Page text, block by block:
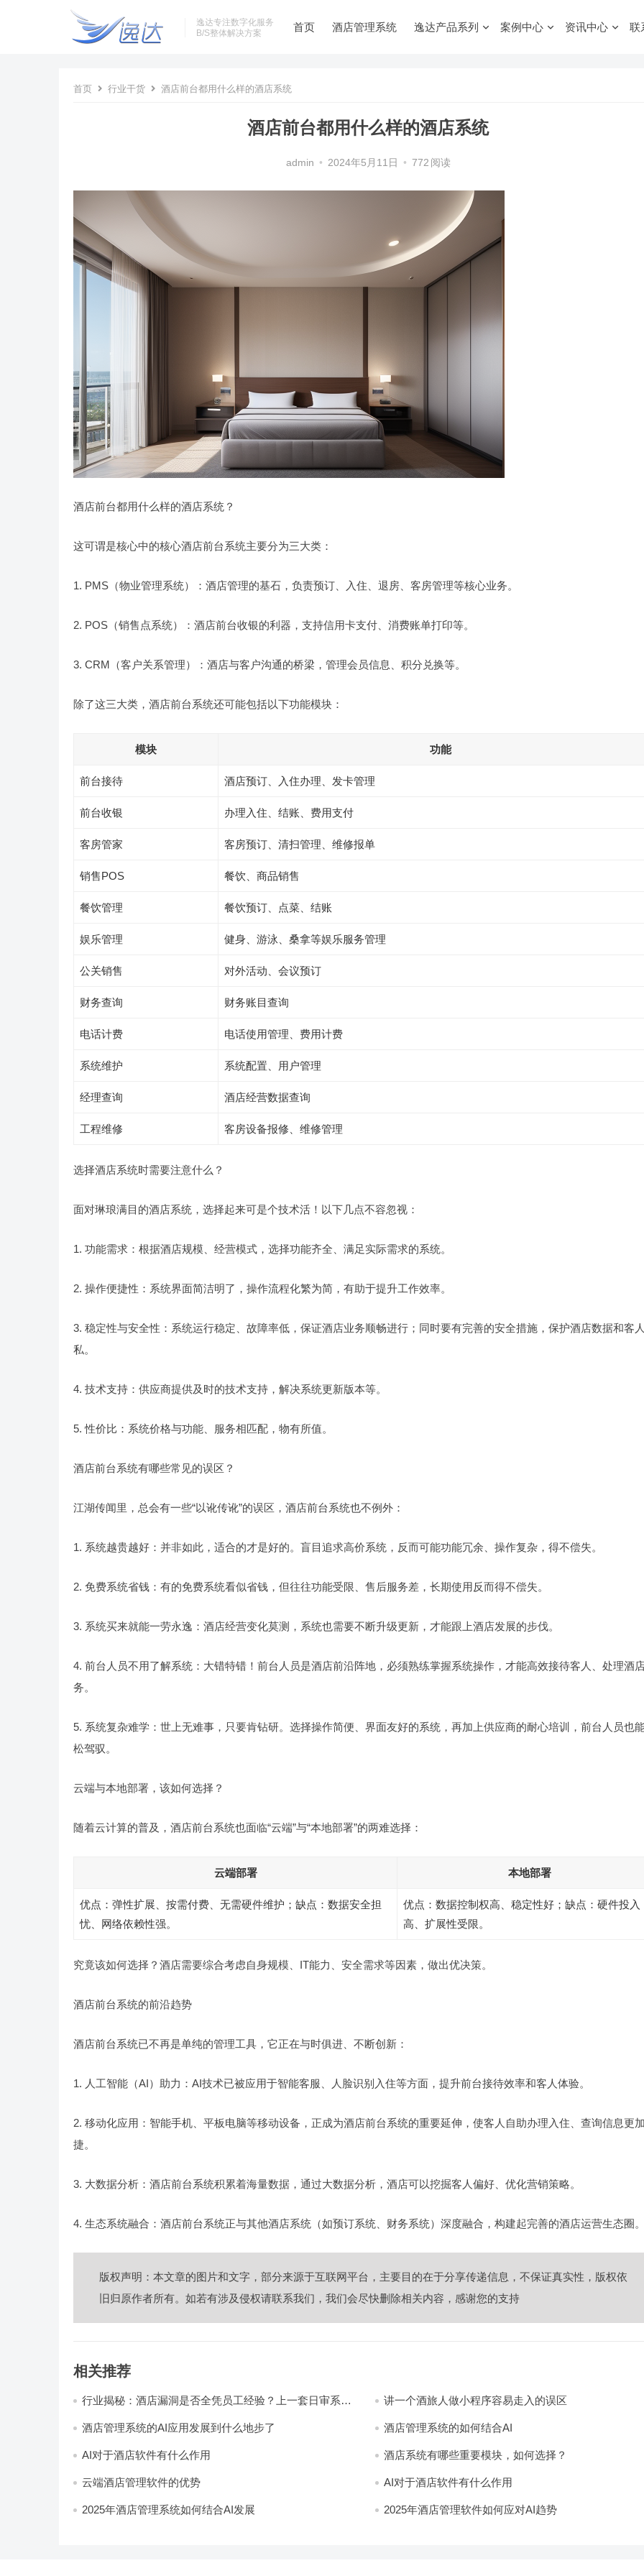
逸达专注数字化服务
B/S整体解决方案
首页 酒店管理系统 逸达产品系列 案例中心 资讯中心 联
首页 行业干货 酒店前台都用什么样的酒店系统
酒店前台都用什么样的酒店系统
admin • 2024年5月11日 • 772 阅读
酒店前台都用什么样的酒店系统？
这可谓是核心中的核心酒店前台系统主要分为三大类：
1. PMS（物业管理系统）：酒店管理的基石，负责预订、入住、退房、客房管理等核心业务。
2. POS（销售点系统）：酒店前台收银的利器，支持信用卡支付、消费账单打印等。
3. CRM（客户关系管理）：酒店与客户沟通的桥梁，管理会员信息、积分兑换等。
除了这三大类，酒店前台系统还可能包括以下功能模块：
模块 功能
前台接待 酒店预订、入住办理、发卡管理
前台收银 办理入住、结账、费用支付
客房管家 客房预订、清扫管理、维修报单
销售POS 餐饮、商品销售
餐饮管理 餐饮预订、点菜、结账
娱乐管理 健身、游泳、桑拿等娱乐服务管理
公关销售 对外活动、会议预订
财务查询 财务账目查询
电话计费 电话使用管理、费用计费
系统维护 系统配置、用户管理
经理查询 酒店经营数据查询
工程维修 客房设备报修、维修管理
选择酒店系统时需要注意什么？
面对琳琅满目的酒店系统，选择起来可是个技术活！以下几点不容忽视：
1. 功能需求：根据酒店规模、经营模式，选择功能齐全、满足实际需求的系统。
2. 操作便捷性：系统界面简洁明了，操作流程化繁为简，有助于提升工作效率。
3. 稳定性与安全性：系统运行稳定、故障率低，保证酒店业务顺畅进行；同时要有完善的安全措施，保护酒店数据和客
私。
4. 技术支持：供应商提供及时的技术支持，解决系统更新版本等。
5. 性价比：系统价格与功能、服务相匹配，物有所值。
酒店前台系统有哪些常见的误区？
江湖传闻里，总会有一些“以讹传讹”的误区，酒店前台系统也不例外：
1. 系统越贵越好：并非如此，适合的才是好的。盲目追求高价系统，反而可能功能冗余、操作复杂，得不偿失。
2. 免费系统省钱：有的免费系统看似省钱，但往往功能受限、售后服务差，长期使用反而得不偿失。
3. 系统买来就能一劳永逸：酒店经营变化莫测，系统也需要不断升级更新，才能跟上酒店发展的步伐。
4. 前台人员不用了解系统：大错特错！前台人员是酒店前沿阵地，必须熟练掌握系统操作，才能高效接待客人、处理酒
务。
5. 系统复杂难学：世上无难事，只要肯钻研。选择操作简便、界面友好的系统，再加上供应商的耐心培训，前台人员也
松驾驭。
云端与本地部署，该如何选择？
随着云计算的普及，酒店前台系统也面临“云端”与“本地部署”的两难选择：
云端部署 本地部署
优点：弹性扩展、按需付费、无需硬件维护；缺点：数据安全担
忧、网络依赖性强。
优点：数据控制权高、稳定性好；缺点：硬件投入
高、扩展性受限。
究竟该如何选择？酒店需要综合考虑自身规模、IT能力、安全需求等因素，做出优决策。
酒店前台系统的前沿趋势
酒店前台系统已不再是单纯的管理工具，它正在与时俱进、不断创新：
1. 人工智能（AI）助力：AI技术已被应用于智能客服、人脸识别入住等方面，提升前台接待效率和客人体验。
2. 移动化应用：智能手机、平板电脑等移动设备，正成为酒店前台系统的重要延伸，使客人自助办理入住、查询信息更
捷。
3. 大数据分析：酒店前台系统积累着海量数据，通过大数据分析，酒店可以挖掘客人偏好、优化营销策略。
4. 生态系统融合：酒店前台系统正与其他酒店系统（如预订系统、财务系统）深度融合，构建起完善的酒店运营生态圈
版权声明：本文章的图片和文字，部分来源于互联网平台，主要目的在于分享传递信息，不保证真实性，版权依
旧归原作者所有。如若有涉及侵权请联系我们，我们会尽快删除相关内容，感谢您的支持
相关推荐
行业揭秘：酒店漏洞是否全凭员工经验？上一套日审系
讲一个酒旅人做小程序容易走入的误区
酒店管理系统的AI应用发展到什么地步了 酒店管理系统的如何结合AI
AI对于酒店软件有什么作用 酒店系统有哪些重要模块，如何选择？
云端酒店管理软件的优势 AI对于酒店软件有什么作用
2025年酒店管理系统如何结合AI发展 2025年酒店管理软件如何应对AI趋势